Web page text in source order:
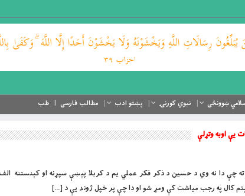
ښوونځی نبوي کورنۍ پښتو ادب مطالب فارسی طب
يې اوبه وتړلې
ته چې دا نه وي د حسین د ذکر فکر عملي یم د کربلا پېښې سپړنه او کېنستنه
كال په رجب مياشت كې ومړ شو او دا چې پر خپل ژوند يې د […]